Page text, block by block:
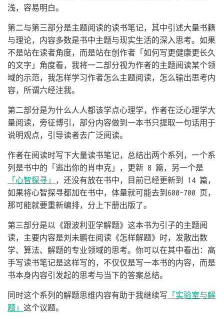
浅，容易明白。
第二与第三部分是主题阅读的读书笔记，其中引述大量书籍
与理论，内容多数是书中主题与现实生活的深入思考。如果
不是站在读者角度，而是站在创作者「如何写更健康更长久
的文字」角度看，我将一二部分视为作者的主题阅读某个领
域的示范，我怎样学习作者怎么主题阅读，怎么输出思考内
容，所谓六经注我。
第二部分是为什么人人都该学点心理学，作者在泛心理学大
量阅读，旁征博引，部分内容做到一本书只提取一句话用于
说明观点，引导读者去广泛阅读。
作者在阅读时写下大量读书笔记，总结出两个系列，一个系
列是书中的「逃出你的肖申克」，更新 8 篇，另一个是
「心智探寻」
，还没有放在书中，目前已经更新到 14 篇，
如果将心智探寻都加在书中，体量就可能去到600~700 页，
那可能就要重新编排，分上下册出版了。
第三部分是以《跟波利亚学解题》这本书为引子的主题阅
读，主要内容是刘未鹏在阅读《怎样解题》时，发散出数
学、算法、解题的专业领域的思考。你可以在其中看出：高
手写读书笔记是这样写的，不仅仅是写一本书的内容，而是
书本身内容引发起的思考与当下的答案总结。
同时这个系列的解题思维内容有助于我继续写 「实验室与解
题」 这个议题。